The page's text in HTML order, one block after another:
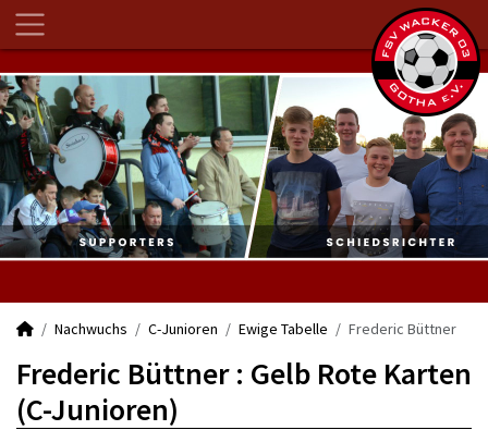
Nachwuchs C-Junioren Ewige Tabelle Frederic Büttner
Frederic Büttner : Gelb Rote Karten
(C-Junioren)